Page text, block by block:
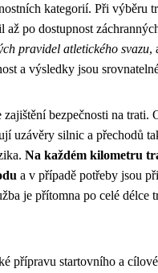
kategorií. Při výběru
po dostupnost
pravidel atletického svazu,
a výsledky jsou
bezpečnosti na
uzávěry silnic a přechodů
Na každém kilometru
a v případě potřeby jsou
je přítomna po celé
přípravu startovního a